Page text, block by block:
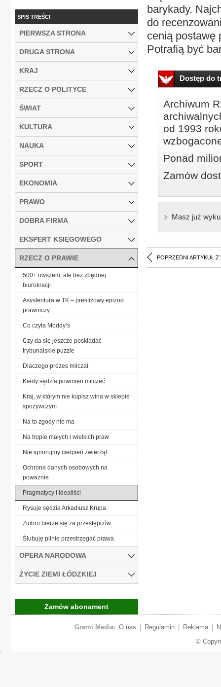
barykady.
do
cenią postawę
Potrafią być
Dostęp do
Archiwum
od 1993
Ponad
Zamów
Masz już
POPRZEDNI ARTYKUŁ Z
SPIS TREŚCI
PIERWSZA STRONA
DRUGA STRONA
KRAJ
RZECZ O POLITYCE
ŚWIAT
KULTURA
NAUKA
SPORT
EKONOMIA
PRAWO
DOBRA FIRMA
EKSPERT KSIĘGOWEGO
RZECZ O PRAWIE
500+ owszem, ale bez zbędnej
biurokracji
Asystentura w TK – prestiżowy epizod
prawniczy
Co czyta Moddy’s
Czy da się jeszcze poskładać
trybunalskie puzzle
Dlaczego prezes milczał
Kiedy sędzia powinien milczeć
Kraj, w którym nie kupisz wina w sklepie
spożywczym
Na to zgody nie ma
Na tropie małych i wielkich praw
Nie ignorujmy cierpień zwierząt
Ochrona danych osobowych na
poważnie
Pragmatycy i idealiści
Rysuje sędzia Arkadiusz Krupa
Ziobro bierze się za przestępców
Ślubuję pilnie przestrzegać prawa
OPERA NARODOWA
ŻYCIE ZIEMI ŁÓDZKIEJ
Zamów abonament
Gremi Media: O nas Regulamin Reklama
©